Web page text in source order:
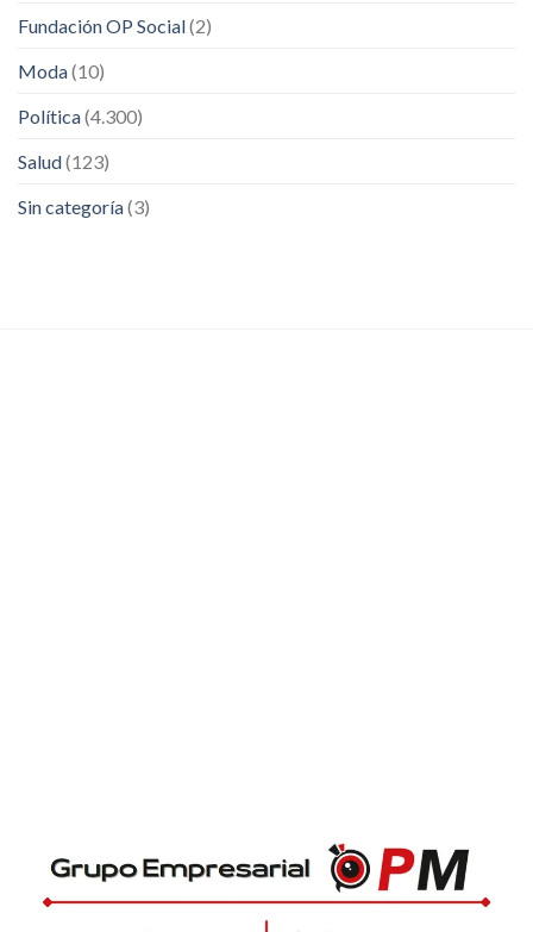
Fundación OP Social(2)
Moda(10)
Política(4.300)
Salud(123)
Sin categoría(3)